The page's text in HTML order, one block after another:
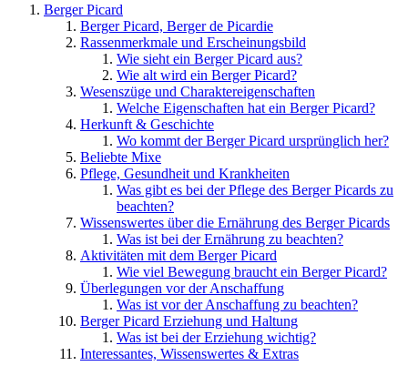
Berger Picard
Berger Picard, Berger de Picardie
Rassenmerkmale und Erscheinungsbild
Wie sieht ein Berger Picard aus?
Wie alt wird ein Berger Picard?
Wesenszüge und Charaktereigenschaften
Welche Eigenschaften hat ein Berger Picard?
Herkunft & Geschichte
Wo kommt der Berger Picard ursprünglich her?
Beliebte Mixe
Pflege, Gesundheit und Krankheiten
Was gibt es bei der Pflege des Berger Picards zu
beachten?
Wissenswertes über die Ernährung des Berger Picards
Was ist bei der Ernährung zu beachten?
Aktivitäten mit dem Berger Picard
Wie viel Bewegung braucht ein Berger Picard?
Überlegungen vor der Anschaffung
Was ist vor der Anschaffung zu beachten?
Berger Picard Erziehung und Haltung
Was ist bei der Erziehung wichtig?
Interessantes, Wissenswertes & Extras